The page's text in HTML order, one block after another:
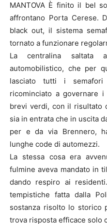
MANTOVA È finito il bel
affrontano Porta Cerese.
black out, il sistema
tornato a funzionare
La centralina
automobilistico, che per
lasciato tutti i
ricominciato a governare
brevi verdi, con il risultato
sia in entrata che in uscita
per e da via Brennero,
lunghe code di automezzi.
La stessa cosa era
fulmine aveva mandato in
dando respiro ai
tempistiche fatta dalla
sostanza risolto lo storico
trova risposta efficace solo